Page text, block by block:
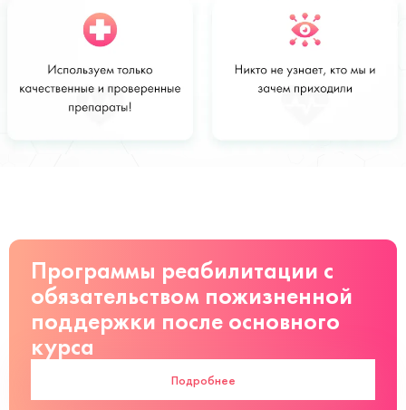
Стоимость
от 3 000 руб
Заказать
Программы реабилитации с
обязательством пожизненной
поддержки после основного
курса
Подробнее